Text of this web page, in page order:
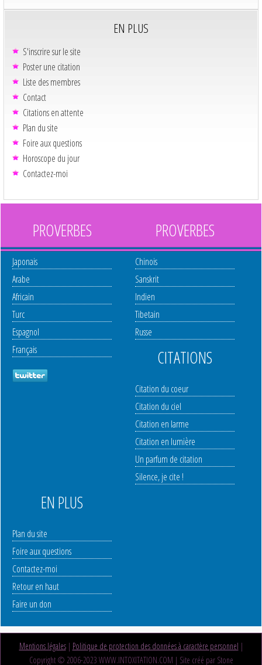
EN PLUS
S'inscrire sur le site
Poster une citation
Liste des membres
Contact
Citations en attente
Plan du site
Foire aux questions
Horoscope du jour
Contactez-moi
PROVERBES
Japonais
Arabe
Africain
Turc
Espagnol
Français
PROVERBES
Chinois
Sanskrit
Indien
Tibetain
Russe
CITATIONS
Citation du coeur
Citation du ciel
Citation en larme
Citation en lumière
Un parfum de citation
Silence, je cite !
EN PLUS
Plan du site
Foire aux questions
Contactez-moi
Retour en haut
Faire un don
Mentions légales| Politique de protection des données à caractère personnel |
Copyright © 2006-2023 WWW.INTOXITATION.COM | Site créé par Stone